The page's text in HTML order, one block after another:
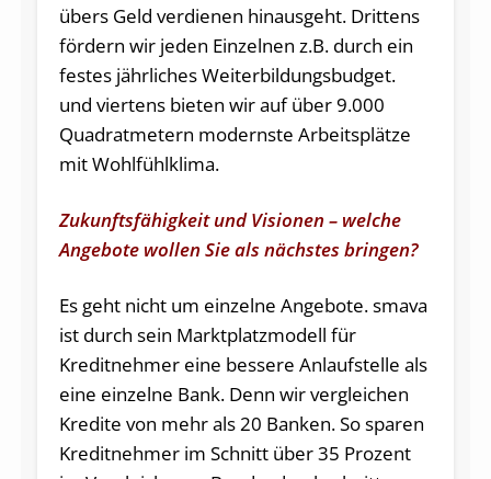
übers Geld verdienen hinausgeht. Drittens
fördern wir jeden Einzelnen z.B. durch ein
festes jährliches Weiterbildungsbudget.
und viertens bieten wir auf über 9.000
Quadratmetern modernste Arbeitsplätze
mit Wohlfühlklima.
Zukunftsfähigkeit und Visionen – welche
Angebote wollen Sie als nächstes bringen?
Es geht nicht um einzelne Angebote. smava
ist durch sein Marktplatzmodell für
Kreditnehmer eine bessere Anlaufstelle als
eine einzelne Bank. Denn wir vergleichen
Kredite von mehr als 20 Banken. So sparen
Kreditnehmer im Schnitt über 35 Prozent